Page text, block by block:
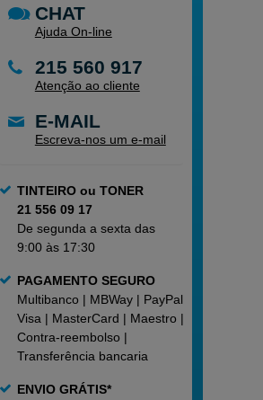
CHAT
Ajuda On-line
215 560 917
Atenção ao cliente
E-MAIL
Escreva-nos um e-mail
TINTEIRO ou TONER
21 556 09 17
De segunda a sexta das
9:00 às 17:30
PAGAMENTO SEGURO
Multibanco | MBWay | PayPal |
Visa | MasterCard | Maestro |
Contra-reembolso |
Transferência bancaria
ENVIO GRÁTIS*